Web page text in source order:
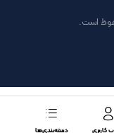
است.
کاربری دسته‌بندی‌ها